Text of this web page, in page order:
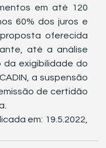
em até 120
60% dos juros e
oferecida
até a análise
exigibilidade do
a suspensão
de certidão
em: 19.5.2022,